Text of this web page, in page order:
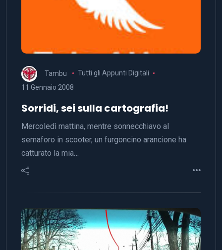
Tambu
Tutti gli Appunti Digitali
11 Gennaio 2008
Sorridi, sei sulla cartografia!
Mercoledì mattina, mentre sonnecchiavo al
semaforo in scooter, un furgoncino arancione ha
catturato la mia…